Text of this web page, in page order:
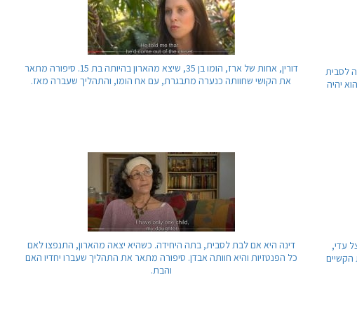
לפני 15 שנה כנערה לסבית
יהיה
דורין, אחות של ארז, הומו בן 35, שיצא מהארון בהיותה בת 15. סיפורה מתאר
את הקושי שחוותה כנערה מתבגרת, עם אח הומו, והתהליך שעברה מאז.
עדי,
דינה היא אם לבת לסבית, בתה היחידה. כשהיא יצאה מהארון, התנפצו לאם
כל הפנטזיות והיא חוותה אבדן. סיפורה מתאר את התהליך שעברו יחדיו האם
והבת.